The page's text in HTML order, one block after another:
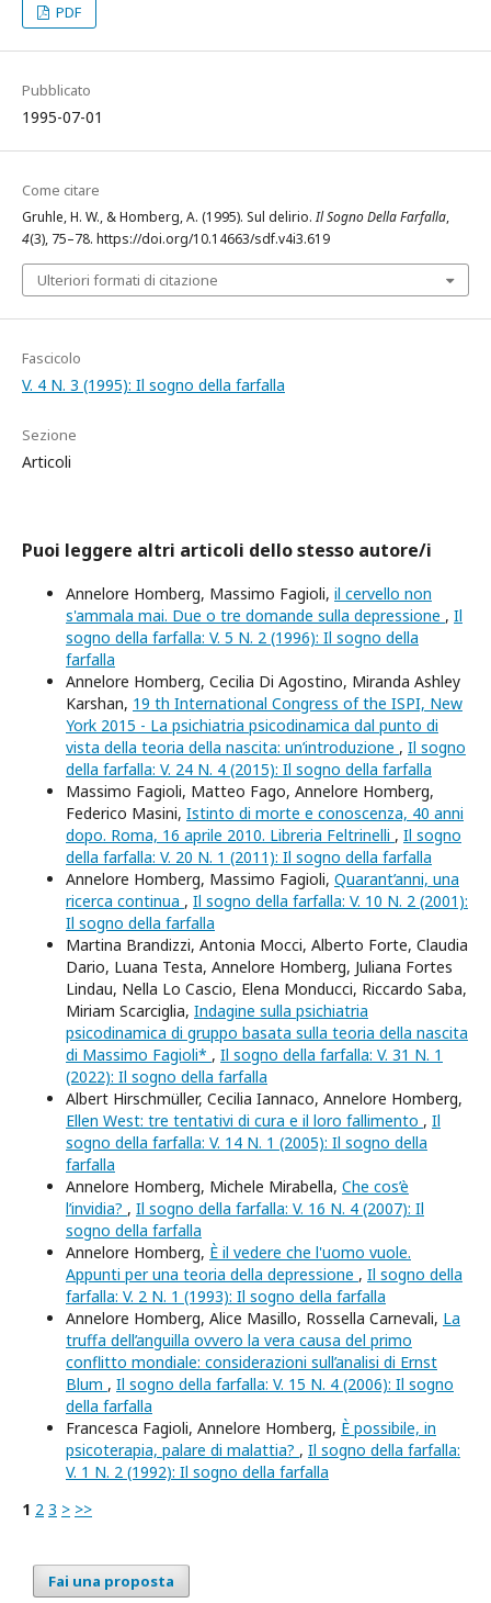
PDF
Pubblicato
1995-07-01
Come citare
Gruhle, H. W., & Homberg, A. (1995). Sul delirio.Il Sogno Della Farfalla,
4(3), 75–78. https://doi.org/10.14663/sdf.v4i3.619
Ulteriori formati di citazione
Fascicolo
V. 4 N. 3 (1995): Il sogno della farfalla
Sezione
Articoli
Puoi leggere altri articoli dello stesso autore/i
Annelore Homberg, Massimo Fagioli, il cervello non
s'ammala mai. Due o tre domande sulla depressione , Il
sogno della farfalla: V. 5 N. 2 (1996): Il sogno della
farfalla
Annelore Homberg, Cecilia Di Agostino, Miranda Ashley
Karshan, 19 th International Congress of the ISPI, New
York 2015 - La psichiatria psicodinamica dal punto di
vista della teoria della nascita: un’introduzione , Il sogno
della farfalla: V. 24 N. 4 (2015): Il sogno della farfalla
Massimo Fagioli, Matteo Fago, Annelore Homberg,
Federico Masini, Istinto di morte e conoscenza, 40 anni
dopo. Roma, 16 aprile 2010. Libreria Feltrinelli , Il sogno
della farfalla: V. 20 N. 1 (2011): Il sogno della farfalla
Annelore Homberg, Massimo Fagioli, Quarant’anni, una
ricerca continua , Il sogno della farfalla: V. 10 N. 2 (2001):
Il sogno della farfalla
Martina Brandizzi, Antonia Mocci, Alberto Forte, Claudia
Dario, Luana Testa, Annelore Homberg, Juliana Fortes
Lindau, Nella Lo Cascio, Elena Monducci, Riccardo Saba,
Miriam Scarciglia, Indagine sulla psichiatria
psicodinamica di gruppo basata sulla teoria della nascita
di Massimo Fagioli* , Il sogno della farfalla: V. 31 N. 1
(2022): Il sogno della farfalla
Albert Hirschmüller, Cecilia Iannaco, Annelore Homberg,
Ellen West: tre tentativi di cura e il loro fallimento , Il
sogno della farfalla: V. 14 N. 1 (2005): Il sogno della
farfalla
Annelore Homberg, Michele Mirabella, Che cos’è
l’invidia? , Il sogno della farfalla: V. 16 N. 4 (2007): Il
sogno della farfalla
Annelore Homberg, È il vedere che l'uomo vuole.
Appunti per una teoria della depressione , Il sogno della
farfalla: V. 2 N. 1 (1993): Il sogno della farfalla
Annelore Homberg, Alice Masillo, Rossella Carnevali, La
truffa dell’anguilla ovvero la vera causa del primo
conflitto mondiale: considerazioni sull’analisi di Ernst
Blum , Il sogno della farfalla: V. 15 N. 4 (2006): Il sogno
della farfalla
Francesca Fagioli, Annelore Homberg, Ѐ possibile, in
psicoterapia, palare di malattia? , Il sogno della farfalla:
V. 1 N. 2 (1992): Il sogno della farfalla
1 2 3 > >>
Fai una proposta